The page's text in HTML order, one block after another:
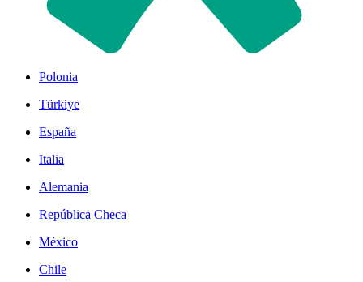
Polonia
Türkiye
España
Italia
Alemania
República Checa
México
Chile